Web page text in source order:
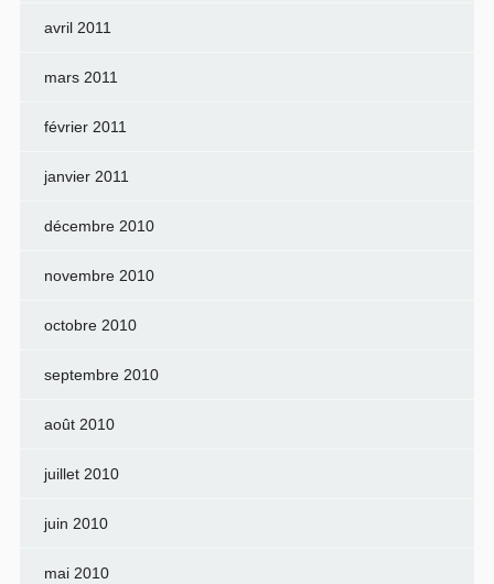
avril 2011
mars 2011
février 2011
janvier 2011
décembre 2010
novembre 2010
octobre 2010
septembre 2010
août 2010
juillet 2010
juin 2010
mai 2010